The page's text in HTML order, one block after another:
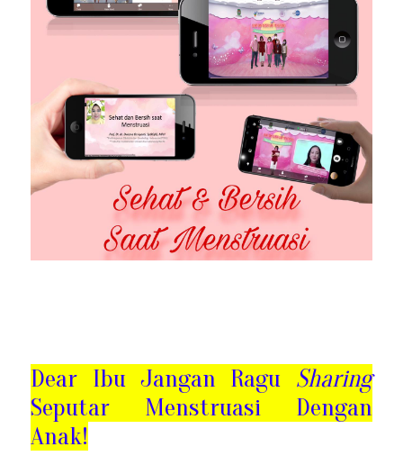
Dear Ibu Jangan Ragu Sharing
Seputar Menstruasi Dengan
Anak!